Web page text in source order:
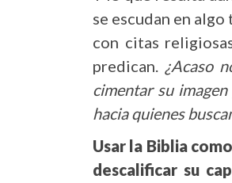
se escudan en
con citas
predican. ¿Acaso
cimentar su
hacia quienes
Usar la Biblia
descalificar su